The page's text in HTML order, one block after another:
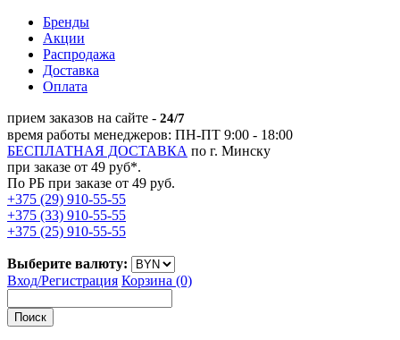
Бренды
Акции
Распродажа
Доставка
Оплата
прием заказов на сайте - 24/7
время работы менеджеров: ПН-ПТ 9:00 - 18:00
БЕСПЛАТНАЯ ДОСТАВКА по г. Минску
при заказе от 49 руб*.
По РБ при заказе от 49 руб.
+375 (29) 910-55-55
+375 (33) 910-55-55
+375 (25) 910-55-55
Выберите валюту:
Вход/Регистрация Корзина (0)
Поиск